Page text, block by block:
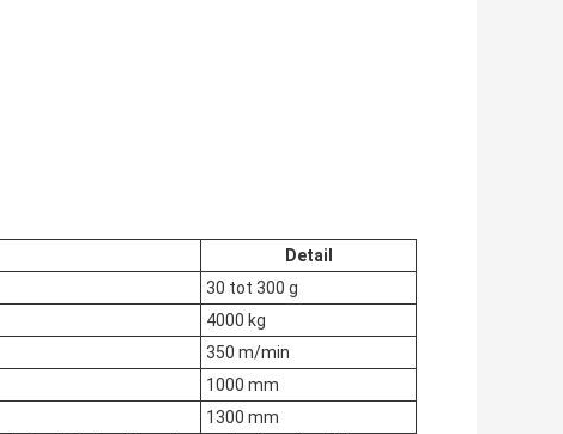
Detail
30 tot 300 g
4000 kg
350 m/min
1000 mm
1300 mm